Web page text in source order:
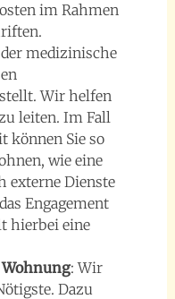
im Rahmen
medizinische
Wir helfen
leiten. Im Fall
können Sie so
wie eine
externe Dienste
Engagement
hierbei eine
: Wir
Dazu